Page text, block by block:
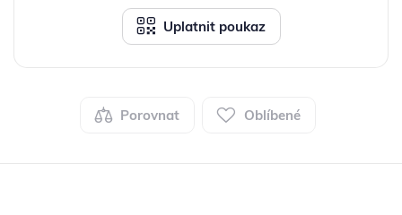
Uplatnit poukaz
Porovnat Oblíbené